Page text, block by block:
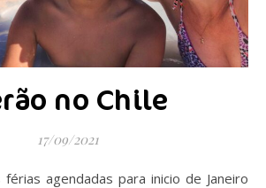
no Chile
17/09/2021